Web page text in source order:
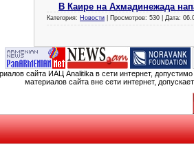
В Каире на Ахмадинежада
Категория: Новости | Просмотров: 530 | Дата:
сайта ИАЦ Analitika в сети интернет,
материалов сайта вне сети интернет,